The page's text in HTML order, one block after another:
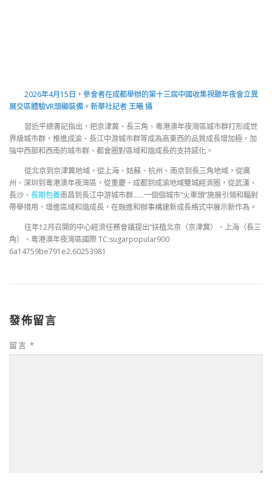
2026年4月15日，參會者在成都舉辦的第十三屆中國收集視聽年夜會立異
展交區體驗VR頭顯裝備。新華社記者 王曦 攝
習近平總書記指出，把京津冀、長三角、粵港澳年夜灣區城市群打形成世
界級城市群，推進成渝、長江中游城市群等成為高東西的品質成長增加極，加
強中西部和西南的城市群、都會圈對區域和諧成長的支持感化。
從北京到京津冀地域，從上海、姑蘇、杭州、南京到長三角地域，從廣
州、深圳到粵港澳年夜灣區，從重慶、成都到成渝地域雙城經濟圈，從武漢、
長沙、 長期包養南昌到長江中游城市群……一個個城市“火車頭”施展引領和輻射
帶舉措用，增進區域和諧成長，在融進和辦事構建新成長格式中展示新作為。
往年12月召開的中心經濟任務會議提出“扶植北京（京津冀）、上海（長三
角）、粵港澳年夜灣區國際 TC:sugarpopular900
6a14759be791e2.60253981
發佈留言
留言 *